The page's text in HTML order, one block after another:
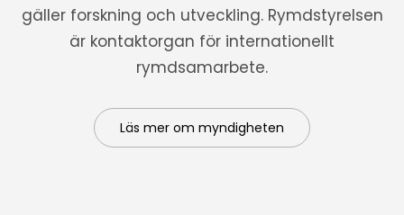
gäller forskning och utveckling. Rymdstyrelsen
är kontaktorgan för internationellt
rymdsamarbete.
Läs mer om myndigheten